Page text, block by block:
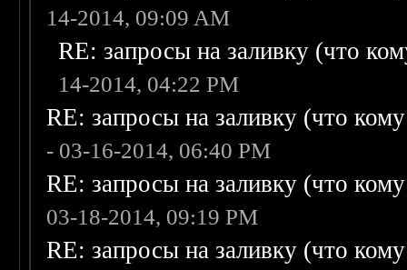
14-2014, 09:09 AM
RE: запросы на заливку (что
14-2014, 04:22 PM
RE: запросы на заливку (что
- 03-16-2014, 06:40 PM
RE: запросы на заливку (что
03-18-2014, 09:19 PM
RE: запросы на заливку (что